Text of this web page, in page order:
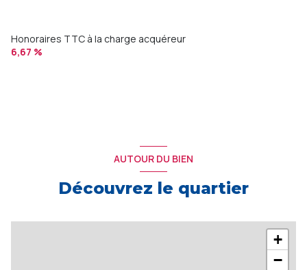
Honoraires TTC à la charge acquéreur
6,67 %
AUTOUR DU BIEN
Découvrez le quartier
+
−